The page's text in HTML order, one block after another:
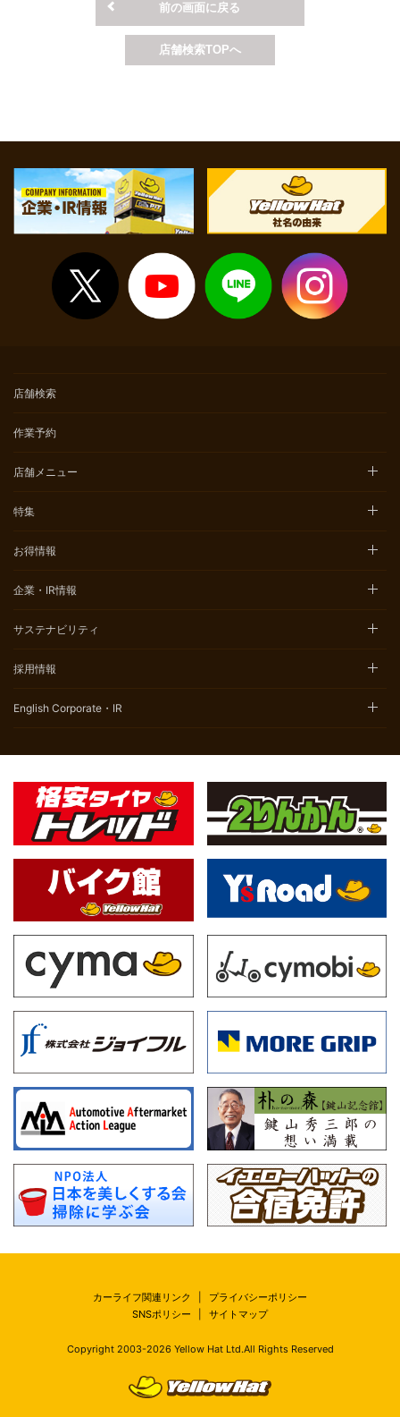
前の画面に戻る
店舗検索TOPへ
店舗検索
作業予約
店舗メニュー
特集
お得情報
企業・IR情報
サステナビリティ
採用情報
English Corporate・IR
カーライフ関連リンク
プライバシーポリシー
SNSポリシー
サイトマップ
Copyright 2003-2026Yellow Hat Ltd.All Rights Reserved